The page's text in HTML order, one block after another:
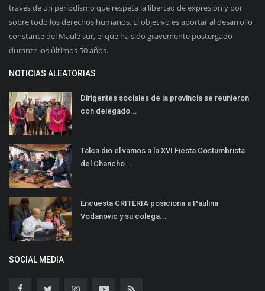
través de un periodismo que respeta la libertad de expresión y por
sobre todo los derechos humanos. El objetivo es aportar al desarrollo
constante del Maule sur, el que ha sido gravemente postergado
durante los últimos 50 años.
NOTICIAS ALEATORIAS
Dirigentes sociales de la provincia se reunieron
con delegado...
Talca dio el vamos a la XVI Fiesta Costumbrista
del Chancho...
Encuesta CRITERIA posiciona a Paulina
Vodanovic y su colega...
SOCIAL MEDIA